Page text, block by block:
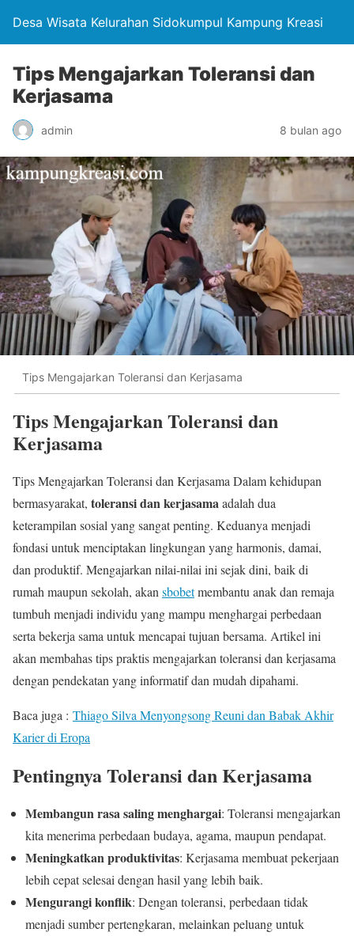
Desa Wisata Kelurahan Sidokumpul Kampung Kreasi
Tips Mengajarkan Toleransi dan
Kerjasama
admin 8 bulan ago
Tips Mengajarkan Toleransi dan Kerjasama
Tips Mengajarkan Toleransi dan
Kerjasama
Tips Mengajarkan Toleransi dan Kerjasama Dalam kehidupan
bermasyarakat, toleransi dan kerjasamaadalah dua
keterampilan sosial yang sangat penting. Keduanya menjadi
fondasi untuk menciptakan lingkungan yang harmonis, damai,
dan produktif. Mengajarkan nilai-nilai ini sejak dini, baik di
rumah maupun sekolah, akan sbobetmembantu anak dan remaja
tumbuh menjadi individu yang mampu menghargai perbedaan
serta bekerja sama untuk mencapai tujuan bersama. Artikel ini
akan membahas tips praktis mengajarkan toleransi dan kerjasama
dengan pendekatan yang informatif dan mudah dipahami.
Baca juga : Thiago Silva Menyongsong Reuni dan Babak Akhir
Karier di Eropa
Pentingnya Toleransi dan Kerjasama
Membangun rasa saling menghargai: Toleransi mengajarkan
kita menerima perbedaan budaya, agama, maupun pendapat.
Meningkatkan produktivitas: Kerjasama membuat pekerjaan
lebih cepat selesai dengan hasil yang lebih baik.
Mengurangi konflik: Dengan toleransi, perbedaan tidak
menjadi sumber pertengkaran, melainkan peluang untuk